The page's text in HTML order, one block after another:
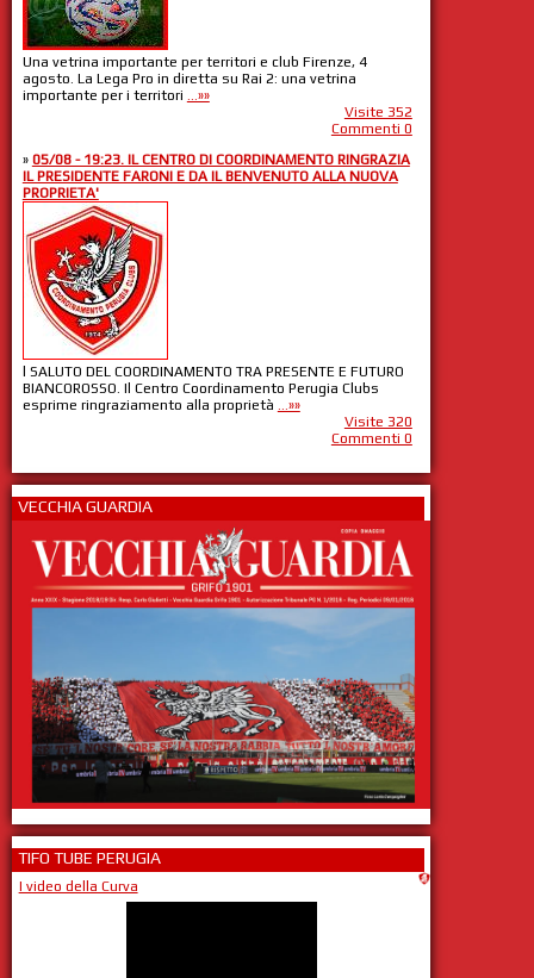
Una vetrina importante per territori e club Firenze, 4
agosto. La Lega Pro in diretta su Rai 2: una vetrina
importante per i territori ...»»
Visite 352
Commenti 0
» 05/08 - 19:23. IL CENTRO DI COORDINAMENTO RINGRAZIA
IL PRESIDENTE FARONI E DA IL BENVENUTO ALLA NUOVA
PROPRIETA'
l SALUTO DEL COORDINAMENTO TRA PRESENTE E FUTURO
BIANCOROSSO. Il Centro Coordinamento Perugia Clubs
esprime ringraziamento alla proprietà ...»»
Visite 320
Commenti 0
VECCHIA GUARDIA
TIFO TUBE PERUGIA
I video della Curva